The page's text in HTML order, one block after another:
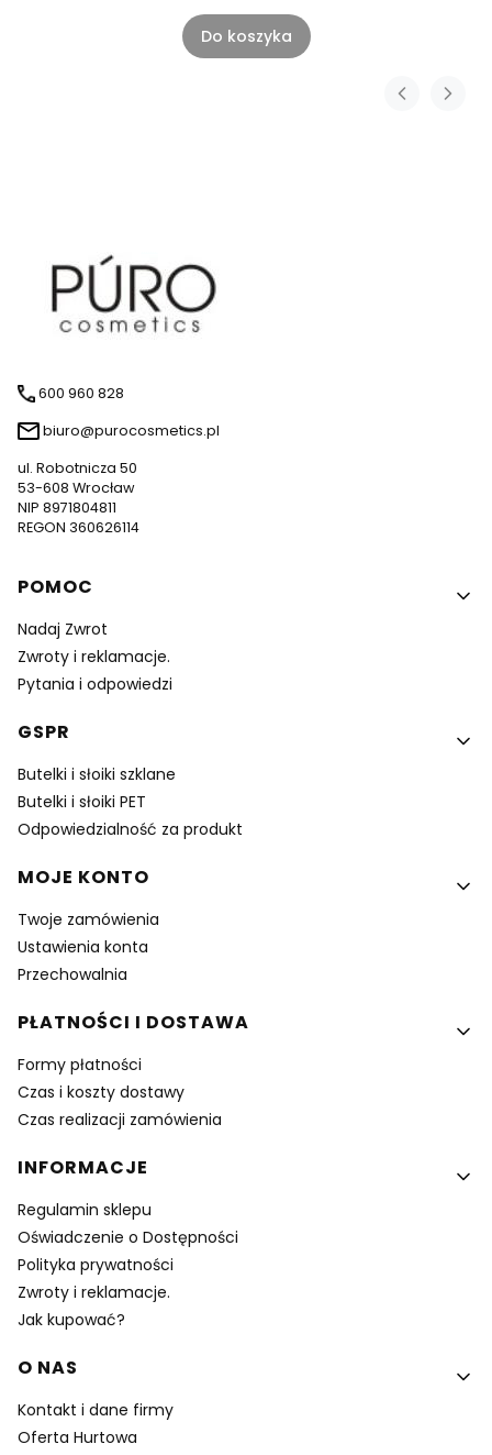
Do koszyka
600 960 828
biuro@purocosmetics.pl
ul. Robotnicza 50
53-608 Wrocław
NIP 8971804811
REGON 360626114
Linki w stopce
POMOC
Nadaj Zwrot
Zwroty i reklamacje.
Pytania i odpowiedzi
GSPR
Butelki i słoiki szklane
Butelki i słoiki PET
Odpowiedzialność za produkt
MOJE KONTO
Twoje zamówienia
Ustawienia konta
Przechowalnia
PŁATNOŚCI I DOSTAWA
Formy płatności
Czas i koszty dostawy
Czas realizacji zamówienia
INFORMACJE
Regulamin sklepu
Oświadczenie o Dostępności
Polityka prywatności
Zwroty i reklamacje.
Jak kupować?
O NAS
Kontakt i dane firmy
Oferta Hurtowa